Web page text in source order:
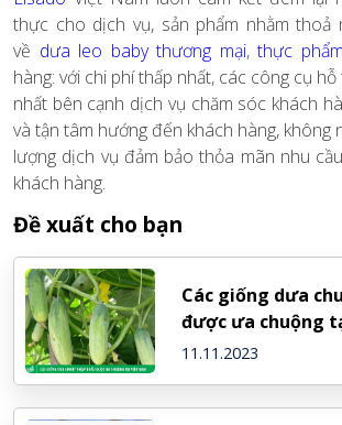
thực cho dịch vụ, sản phẩm nhằm thoả
về dưa leo baby thương mại, thực phẩm
hàng: với chi phí thấp nhất, các công cụ
nhất bên cạnh dịch vụ chăm sóc khách
và tận tâm hướng đến khách hàng, không
lượng dịch vụ đảm bảo thỏa mãn nhu
khách hàng.
Đề xuất cho bạn
Các giống dưa
được ưa chuộng
Việt Nam
11.11.2023